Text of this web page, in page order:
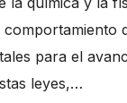
para el
leyes,…